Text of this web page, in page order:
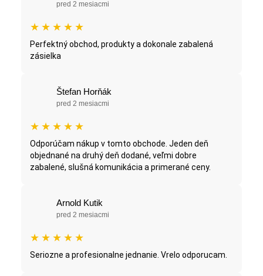
pred 2 mesiacmi
★ ★ ★ ★ ★
Perfektný obchod, produkty a dokonale zabalená
zásielka
Štefan Horňák
pred 2 mesiacmi
★ ★ ★ ★ ★
Odporúčam nákup v tomto obchode. Jeden deň
objednané na druhý deň dodané, veľmi dobre
zabalené, slušná komunikácia a primerané ceny.
Arnold Kutik
pred 2 mesiacmi
★ ★ ★ ★ ★
Seriozne a profesionalne jednanie. Vrelo odporucam.